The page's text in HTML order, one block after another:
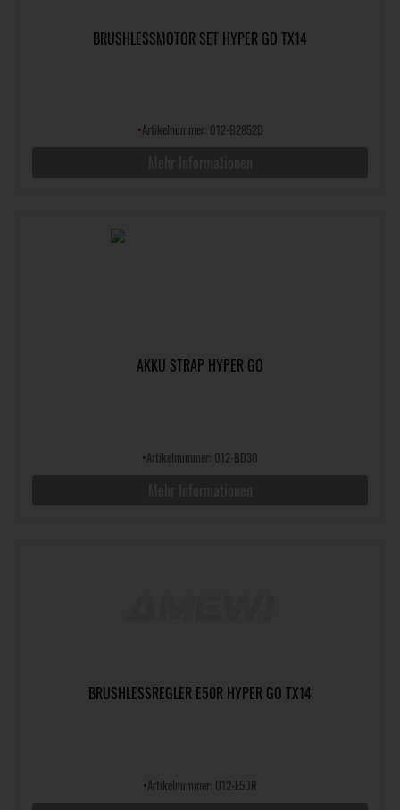
BRUSHLESSMOTOR SET HYPER GO TX14
•Artikelnummer: 012-B2852D
AKKU STRAP HYPER GO
•Artikelnummer: 012-BD30
BRUSHLESSREGLER E50R HYPER GO TX14
•Artikelnummer: 012-E50R